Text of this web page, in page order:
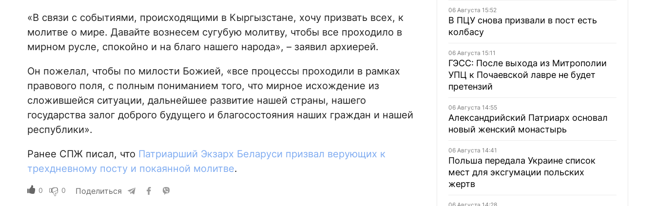
«В связи с событиями, происходящими в Кыргызстане, хочу призвать всех, к
молитве о мире. Давайте вознесем сугубую молитву, чтобы все проходило в
мирном русле, спокойно и на благо нашего народа», – заявил архиерей.
Он пожелал, чтобы по милости Божией, «все процессы проходили в рамках
правового поля, с полным пониманием того, что мирное исхождение из
сложившейся ситуации, дальнейшее развитие нашей страны, нашего
государства залог доброго будущего и благосостояния наших граждан и нашей
республики».
Ранее СПЖ писал, что Патриарший Экзарх Беларуси призвал верующих к
трехдневному посту и покаянной молитве.
0 0 Поделиться
06 Августа 15:52
В ПЦУ снова призвали в пост есть
колбасу
06 Августа 15:11
ГЭСС: После выхода из Митрополии
УПЦ к Почаевской лавре не будет
претензий
06 Августа 14:55
Александрийский Патриарх основал
новый женский монастырь
06 Августа 14:41
Польша передала Украине список
мест для эксгумации польских
жертв